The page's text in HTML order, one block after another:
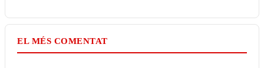
EL MÉS COMENTAT